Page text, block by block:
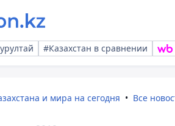
#Казахстан в сравнении
и мира на сегодня Все